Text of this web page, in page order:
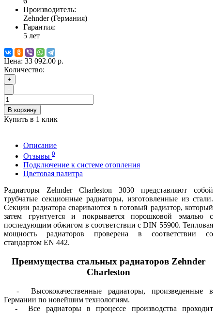
Производитель:
Zehnder (Германия)
Гарантия:
5 лет
Цена: 33 092.00 р.
Количество:
+
-
В корзину
Купить в 1 клик
Описание
Отзывы 0
Подключение к системе отопления
Цветовая палитра
Радиаторы Zehnder Charleston 3030 представляют собой
трубчатые секционные радиаторы, изготовленные из стали.
Секции радиатора свариваются в готовый радиатор, который
затем грунтуется и покрывается порошковой эмалью с
последующим обжигом в соответствии с DIN 55900. Тепловая
мощность радиаторов проверена в соответствии со
стандартом EN 442.
Преимущества стальных радиаторов Zehnder
Charleston
- Высококачественные радиаторы, произведенные в
Германии по новейшим технологиям.
- Все радиаторы в процессе производства проходит